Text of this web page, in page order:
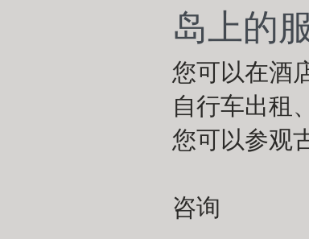
岛上的
您可以在酒
自行车出租
您可以参观
咨询